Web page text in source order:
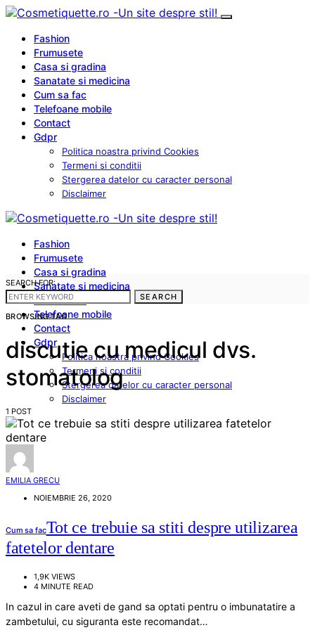
Fashion
Frumusete
Casa si gradina
Sanatate si medicina
Cum sa fac
Telefoane mobile
Contact
Gdpr
Politica noastra privind Cookies
Termeni si conditii
Stergerea datelor cu caracter personal
Disclaimer
Fashion
Frumusete
Casa si gradina
Sanatate si medicina
Cum sa fac
Telefoane mobile
Contact
Gdpr
Politica noastra privind Cookies
Termeni si conditii
Stergerea datelor cu caracter personal
Disclaimer
SEARCH FOR:
SEARCH
BROWSING TAG
discutie cu medicul dvs.
stomatolog
1 POST
EMILIA GRECU
NOIEMBRIE 26, 2020
Cum sa facTot ce trebuie sa stiti despre utilizarea
fatetelor dentare
1,9K VIEWS
4 MINUTE READ
In cazul in care aveti de gand sa optati pentru o imbunatatire a
zambetului, cu siguranta este recomandat…